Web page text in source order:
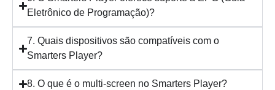
Eletrônico de Programação)?
7. Quais dispositivos são compatíveis com o
Smarters Player?
8. O que é o multi-screen no Smarters Player?